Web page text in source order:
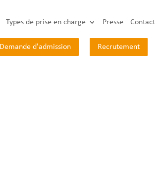
Types de prise en charge Presse Contact
Demande d'admission Recrutement